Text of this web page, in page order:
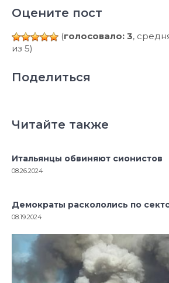
Оцените пост
(голосовало: 3,
из 5)
Поделиться
Читайте также
Итальянцы обвиняют сионистов
08.26.2024
Демократы раскололись по
08.19.2024